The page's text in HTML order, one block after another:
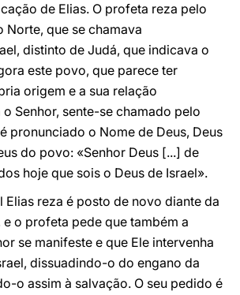
de Elias. O profeta reza pelo
que se chamava
distinto de Judá, que indicava o
este povo, que parece ter
origem e a sua relação
Senhor, sente-se chamado pelo
pronunciado o Nome de Deus, Deus
do povo: «Senhor Deus [...] de
hoje que sois o Deus de Israel».
Elias reza é posto de novo diante da
o profeta pede que também a
se manifeste e que Ele intervenha
dissuadindo-o do engano da
o assim à salvação. O seu pedido é